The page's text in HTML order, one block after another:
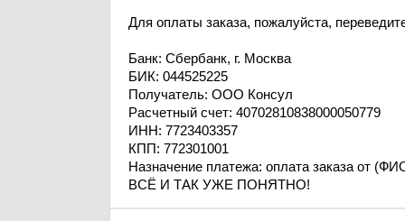
Для оплаты заказа, пожалуйста,
Банк: Сбербанк, г. Москва
БИК: 044525225
Получатель: ООО Консул
Расчетный счет: 40702810838000050779
ИНН: 7723403357
КПП: 772301001
Назначение платежа: оплата заказа от
ВСЁ И ТАК УЖЕ ПОНЯТНО!